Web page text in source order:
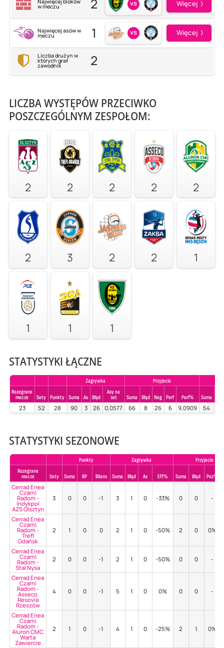
Najwięcej bloków
w meczu 2 vs Więcej
Najwięcej asów w
meczu 1 vs Więcej
Liczba drużyn w
których grał
zawodnik 2
LICZBA WYSTĘPÓW PRZECIWKO
POSZCZEGÓLNYM ZESPOŁOM:
2 2 2 2 2
2 3 2 2 1
1 1 1
STATYSTYKI ŁĄCZNE
Zagrywka
Przyjecie
Rozegrane
mecze
Sety Punkty Suma As Błąd
Asy na
set
Suma Błąd Neg Perf Perf% Suma
23 52 28 90 3 26 0,0577 66 8 26 6 9,0909 54
STATYSTYKI SEZONOWE
Punkty Zagrywka
Przyjecie
Rozegrane
mecze
Sety Suma BP Bilans Suma Błąd As Eff% Suma Błąd Poz%
Cerrad Enea
Czarni
Radom -
Indykpol
AZS Olsztyn
3 0 0 -1 3 1 0 -33% 0 0 -
Cerrad Enea
Czarni
Radom -
Trefl
Gdańsk
2 1 0 0 2 1 0 -50% 2 0 0%
Cerrad Enea
Czarni
Radom -
Stal Nysa
2 0 0 -1 2 1 0 -50% 0 0 -
Cerrad Enea
Czarni
Radom -
Asseco
Resovia
Rzeszów
4 0 0 -1 5 1 0 0% 0 0 -
Cerrad Enea
Czarni
Radom -
Aluron CMC
Warta
Zawiercie
2 1 0 -1 4 1 0 -25% 2 1 0%